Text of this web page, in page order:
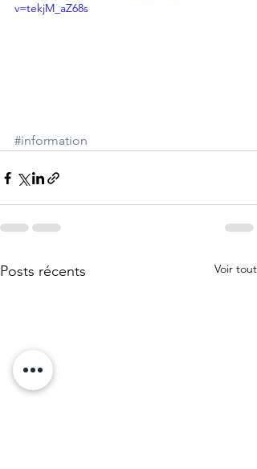
v=tekjM_aZ68s
#information
Posts récents Voir tout